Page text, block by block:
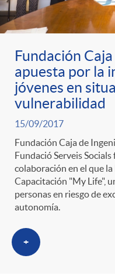
a
n
i
d
a
d
a
N
o
t
i
c
a
n
i
d
o
A
n
i
c
a
d
o
r
d
Fundación
apuesta por la
jóvenes en
vulnerabilidad
15/09/2017
Fundación Caja de
Fundació Serveis
colaboración en el que
Capacitación "My Life",
personas en riesgo de
autonomía.
+